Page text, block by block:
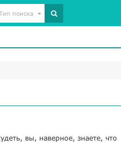
поиска
вы, наверное, знаете, что